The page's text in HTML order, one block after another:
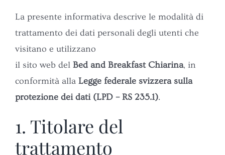
VALLE DI MUGGIO
GALLERY
CONTATTACI
La presente informativa descrive le modalità di
trattamento dei dati personali degli utenti che
visitano e utilizzano
il sito web del Bed and Breakfast Chiarina, in
conformità alla Legge federale svizzera sulla
protezione dei dati (LPD – RS 235.1).
1. Titolare del
trattamento